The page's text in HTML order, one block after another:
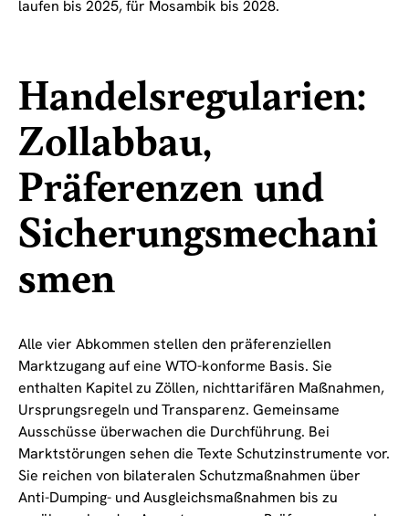
laufen bis 2025, für Mosambik bis 2028.
Handelsregularien:
Zollabbau,
Präferenzen und
Sicherungsmechani
smen
Alle vier Abkommen stellen den präferenziellen
Marktzugang auf eine WTO-konforme Basis. Sie
enthalten Kapitel zu Zöllen, nichttarifären Maßnahmen,
Ursprungsregeln und Transparenz. Gemeinsame
Ausschüsse überwachen die Durchführung. Bei
Marktstörungen sehen die Texte Schutzinstrumente vor.
Sie reichen von bilateralen Schutzmaßnahmen über
Anti-Dumping- und Ausgleichsmaßnahmen bis zu